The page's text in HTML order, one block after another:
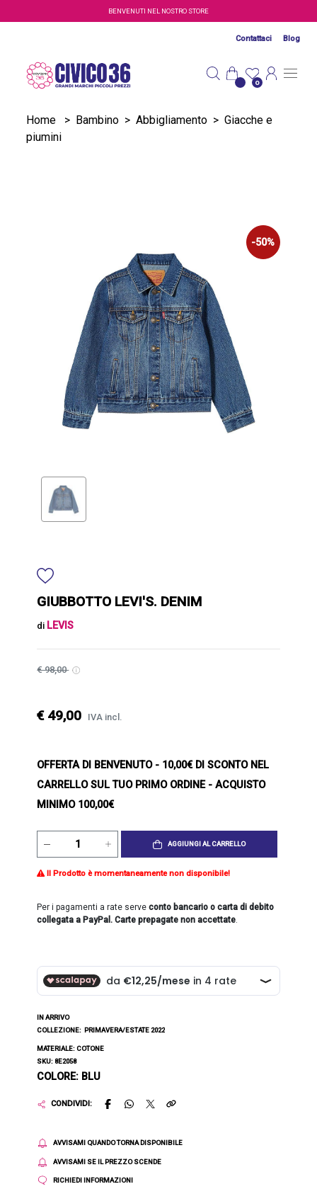
Salta al contenuto principaleBENVENUTI NEL NOSTRO STORE
Contattaci Blog
0
Home > Bambino > Abbigliamento > Giacche e
piumini
-50%
GIUBBOTTO LEVI'S. DENIM
di LEVIS
€ 98,00
€ 49,00 IVA incl.
OFFERTA DI BENVENUTO- 10,00€ DI SCONTO NEL
CARRELLO SUL TUO PRIMO ORDINE - ACQUISTO
MINIMO 100,00€
AGGIUNGI AL CARRELLO
Il Prodotto è momentaneamente non disponibile!
Per i pagamenti a rate serveconto bancario o carta di debito
collegata a PayPal. Carte prepagate non accettate.
IN ARRIVO
COLLEZIONE: PRIMAVERA/ESTATE 2022
MATERIALE: COTONE
SKU: 8E2058
COLORE: BLU
CONDIVIDI:
AVVISAMI QUANDO TORNA DISPONIBILE
AVVISAMI SE IL PREZZO SCENDE
RICHIEDI INFORMAZIONI